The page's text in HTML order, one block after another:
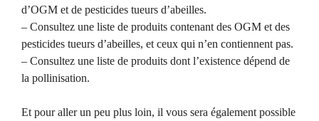
d’OGM et de pesticides tueurs d’abeilles.
– Consultez une liste de produits contenant des OGM et des
pesticides tueurs d’abeilles, et ceux qui n’en contiennent pas.
– Consultez une liste de produits dont l’existence dépend de
la pollinisation.
Et pour aller un peu plus loin, il vous sera également possible